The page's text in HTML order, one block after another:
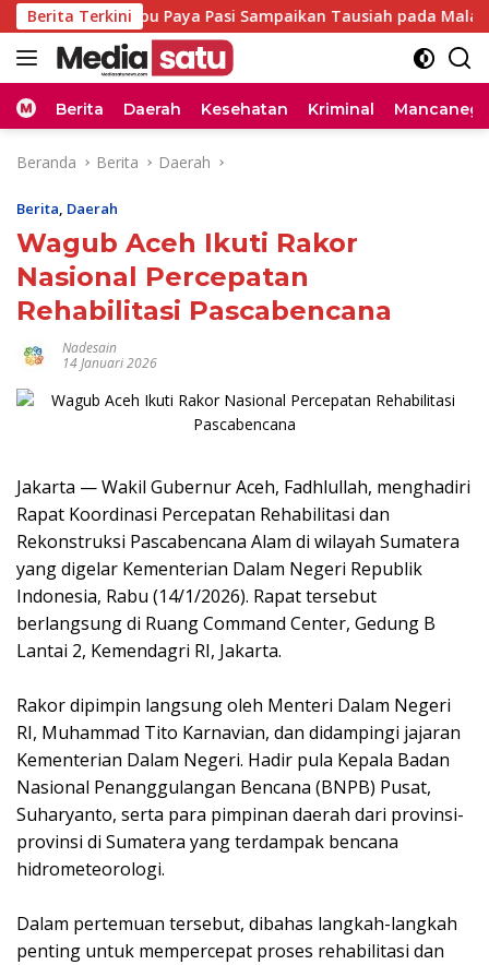
Langsung
ke
konten
Berita Terkini
Abu Paya Pasi Sampaikan Tausiah pada Malam Zikir
Home
Berita Daerah Kesehatan Kriminal
Beranda Berita Daerah
Berita, Daerah
Wagub Aceh Ikuti Rakor
Nasional Percepatan
Rehabilitasi Pascabencana
Nadesain
14 Januari 2026
Jakarta — Wakil Gubernur Aceh, Fadhlullah, menghadiri
Rapat Koordinasi Percepatan Rehabilitasi dan
Rekonstruksi Pascabencana Alam di wilayah Sumatera
yang digelar Kementerian Dalam Negeri Republik
Indonesia, Rabu (14/1/2026). Rapat tersebut
berlangsung di Ruang Command Center, Gedung B
Lantai 2, Kemendagri RI, Jakarta.
‎Rakor dipimpin langsung oleh Menteri Dalam Negeri
RI, Muhammad Tito Karnavian, dan didampingi jajaran
Kementerian Dalam Negeri. Hadir pula Kepala Badan
Nasional Penanggulangan Bencana (BNPB) Pusat,
Suharyanto, serta para pimpinan daerah dari provinsi-
provinsi di Sumatera yang terdampak bencana
hidrometeorologi.
‎Dalam pertemuan tersebut, dibahas langkah-langkah
penting untuk mempercepat proses rehabilitasi dan